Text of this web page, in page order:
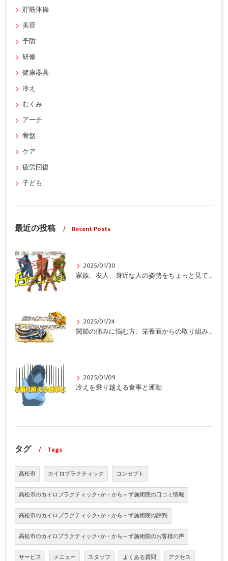
貯筋体操
美容
予防
研修
健康器具
冷え
むくみ
アーチ
骨盤
ケア
疲労回復
子ども
最近の投稿 Recent Posts
2025/01/30
家族、友人、身近な人の姿勢をちょっと見てみませんか？
2025/01/24
関節の痛みに悩む方、栄養面からの取り組みも重要ですよ！
2025/01/09
冷えを乗り越える食事と運動
タグ Tags
高松市 カイロプラクティック コンセプト
高松市のカイロプラクティック･か・から～ず施術院の口コミ情報
高松市のカイロプラクティック･か・から～ず施術院の評判
高松市のカイロプラクティック･か・から～ず施術院のお客様の声
サービス メニュー スタッフ よくある質問 アクセス